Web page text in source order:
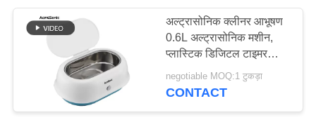
अल्ट्रासोनिक गोल्फ क्लब
अल्ट्रासोनिक क्लीनर आभूषण
0.6L अल्ट्रासोनिक मशीन,
प्लास्टिक डिजिटल टाइमर
35DB कम शोर सीई
negotiable MOQ:1 टुकड़ा
CONTACT